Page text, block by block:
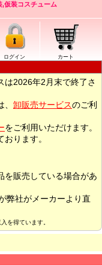
仮装コスチューム
ログイン カート
は2026年2月末で終了さ
卸販売サービスのご利
をご利用いただけます。
ります。
を販売している場合があ
弊社がメーカーより直
を得ています。